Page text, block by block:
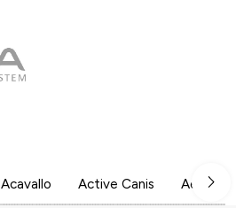
Acavallo Active Canis Aesculap